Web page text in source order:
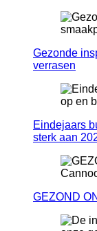
Gezonde
verrasen
Eindejaars
sterk aan
GEZOND